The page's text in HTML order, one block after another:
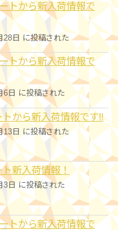
トから新入荷情報で
28日 に投稿された
トから新入荷情報で
6日 に投稿された
から新入荷情報です!!
13日 に投稿された
新入荷情報！
3日 に投稿された
トから新入荷情報で